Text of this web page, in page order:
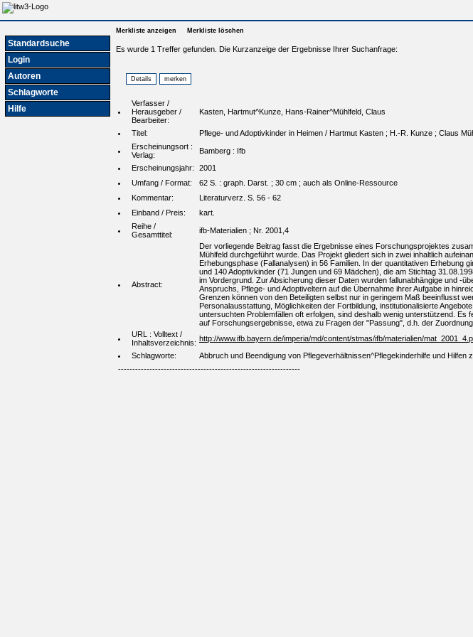
Standardsuche
Login
Autoren
Schlagworte
Hilfe
Merkliste anzeigen Merkliste löschen
Es wurde 1 Treffer gefunden. Die Kurzanzeige der Ergebnisse Ihrer Suchanfrage:
Verfasser /
Herausgeber /
Bearbeiter:
Kasten, Hartmut^Kunze, Hans-Rainer^Mühlfeld, Claus
Titel:
Pflege- und Adoptivkinder in Heimen / Hartmut Kasten ; H.-R. Kunze ; Claus
Erscheinungsort :
Verlag:
Bamberg : Ifb
Erscheinungsjahr:
2001
Umfang / Format:
62 S. : graph. Darst. ; 30 cm ; auch als Online-Ressource
Kommentar:
Literaturverz. S. 56 - 62
Einband / Preis:
kart.
Reihe /
Gesamttitel:
ifb-Materialien ; Nr. 2001,4
Abstract:
Der vorliegende Beitrag fasst die Ergebnisse eines Forschungsprojektes
Mühlfeld durchgeführt wurde. Das Projekt gliedert sich in zwei inhaltlich
Erhebungsphase (Fallanalysen) in 56 Familien. In der quantitativen Erhebung
und 140 Adoptivkinder (71 Jungen und 69 Mädchen), die am Stichtag
im Vordergrund. Zur Absicherung dieser Daten wurden fallunabhängige und -
Anspruchs, Pflege- und Adoptiveltern auf die Übernahme ihrer Aufgabe in
Grenzen können von den Beteiligten selbst nur in geringem Maß beeinflusst
Personalausstattung, Möglichkeiten der Fortbildung, institutionalisierte
untersuchten Problemfällen oft erfolgen, sind deshalb wenig unterstützend.
auf Forschungsergebnisse, etwa zu Fragen der "Passung", d.h. der
URL : Volltext /
Inhaltsverzeichnis: http://www.ifb.bayern.de/imperia/md/content/stmas/ifb/materialien/
Schlagworte:
Abbruch und Beendigung von Pflegeverhältnissen^Pflegekinderhilfe und
----------------------------------------------------------------